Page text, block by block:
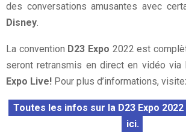
des conversations amusantes avec
Disney.
La convention D23 Expo 2022 est
seront retransmis en direct en vidéo via
Expo Live! Pour plus d’informations,
Toutes les infos sur la D23 Expo
ici.